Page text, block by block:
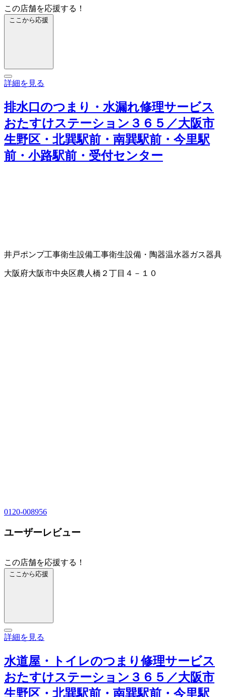
この店舗を応援する！
ここから応援
詳細を見る
排水口のつまり・水漏れ修理サービス
おたすけステーション３６５／大阪市
生野区・北巽駅前・南巽駅前・今里駅
前・小路駅前・受付センター
井戸ポンプ工事衛生設備工事衛生設備・陶器温水器ガス器具
大阪府大阪市中央区農人橋２丁目４－１０
0120-008956
ユーザーレビュー
この店舗を応援する！
ここから応援
詳細を見る
水道屋・トイレのつまり修理サービス
おたすけステーション３６５／大阪市
生野区・北巽駅前・南巽駅前・今里駅